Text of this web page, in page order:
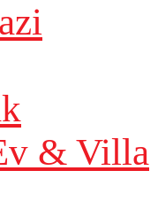
& Villa